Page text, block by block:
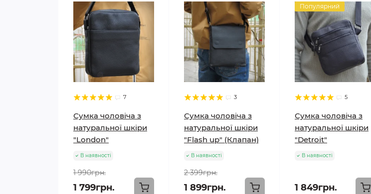
7
Сумка чоловіча з
натуральної шкіри
"London"
В наявності
1 990грн.
1 799грн.
3
Сумка чоловіча з
натуральної шкіри
"Flash up" (Клапан)
В наявності
2 399грн.
1 899грн.
Популярний
5
Сумка чоловіча з
натуральної шкіри
"Detroit"
В наявності
1 849грн.